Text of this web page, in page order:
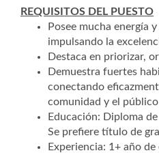
REQUISITOS DEL PUESTO
Posee mucha energía
impulsando la
Destaca en priorizar,
Demuestra fuertes
conectando
comunidad y el público
Educación: Diploma
Se prefiere título de
Experiencia: 1+ año